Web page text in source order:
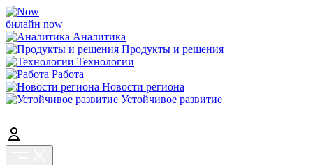
билайн now
Аналитика
Продукты и решения
Технологии
Работа
Новости региона
Устойчивое развитие